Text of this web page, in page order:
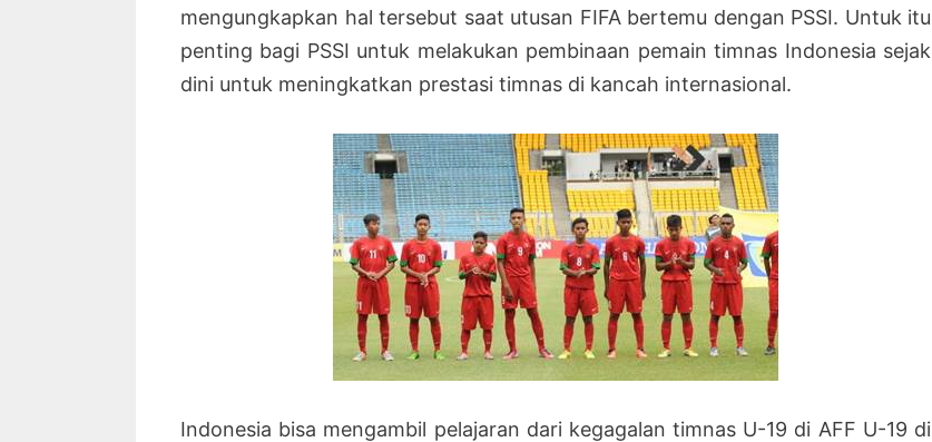
mengungkapkan hal tersebut saat utusan FIFA bertemu dengan PSSI. Untuk itu
penting bagi PSSI untuk melakukan pembinaan pemain timnas Indonesia sejak
dini untuk meningkatkan prestasi timnas di kancah internasional.
Indonesia bisa mengambil pelajaran dari kegagalan timnas U-19 di AFF U-19 di